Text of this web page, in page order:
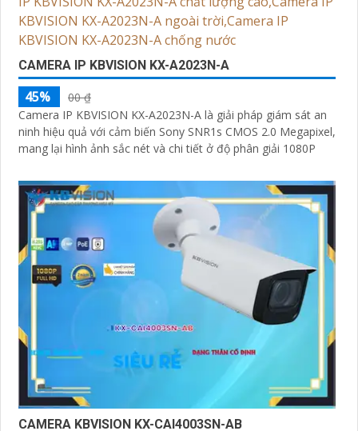
CAMERA IP KBVISION KX-A2023N-A
45%
00 ₫
Camera IP KBVISION KX-A2023N-A là giải pháp giám sát an
ninh hiệu quả với cảm biến Sony SNR1s CMOS 2.0 Megapixel,
mang lại hình ảnh sắc nét và chi tiết ở độ phân giải 1080P
CAMERA KBVISION KX-CAI4003SN-AB